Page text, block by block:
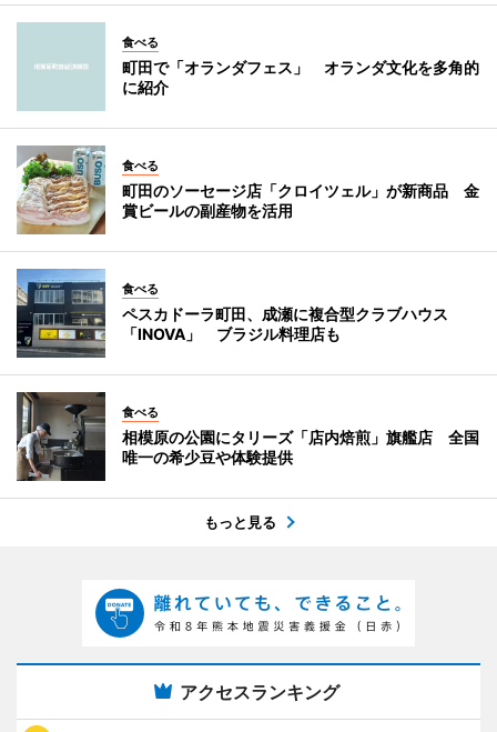
食べる
町田で「オランダフェス」 オランダ文化を多角的
に紹介
食べる
町田のソーセージ店「クロイツェル」が新商品 金
賞ビールの副産物を活用
食べる
ペスカドーラ町田、成瀬に複合型クラブハウス
「INOVA」 ブラジル料理店も
食べる
相模原の公園にタリーズ「店内焙煎」旗艦店 全国
唯一の希少豆や体験提供
もっと見る
アクセスランキング